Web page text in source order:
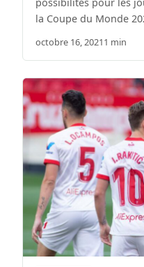
la Coupe du Monde
octobre 16, 20211 min